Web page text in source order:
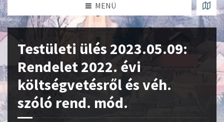
MENÜ
Testületi ülés 2023.05.09:
Rendelet 2022. évi
költségvetésről és véh.
szóló rend. mód.